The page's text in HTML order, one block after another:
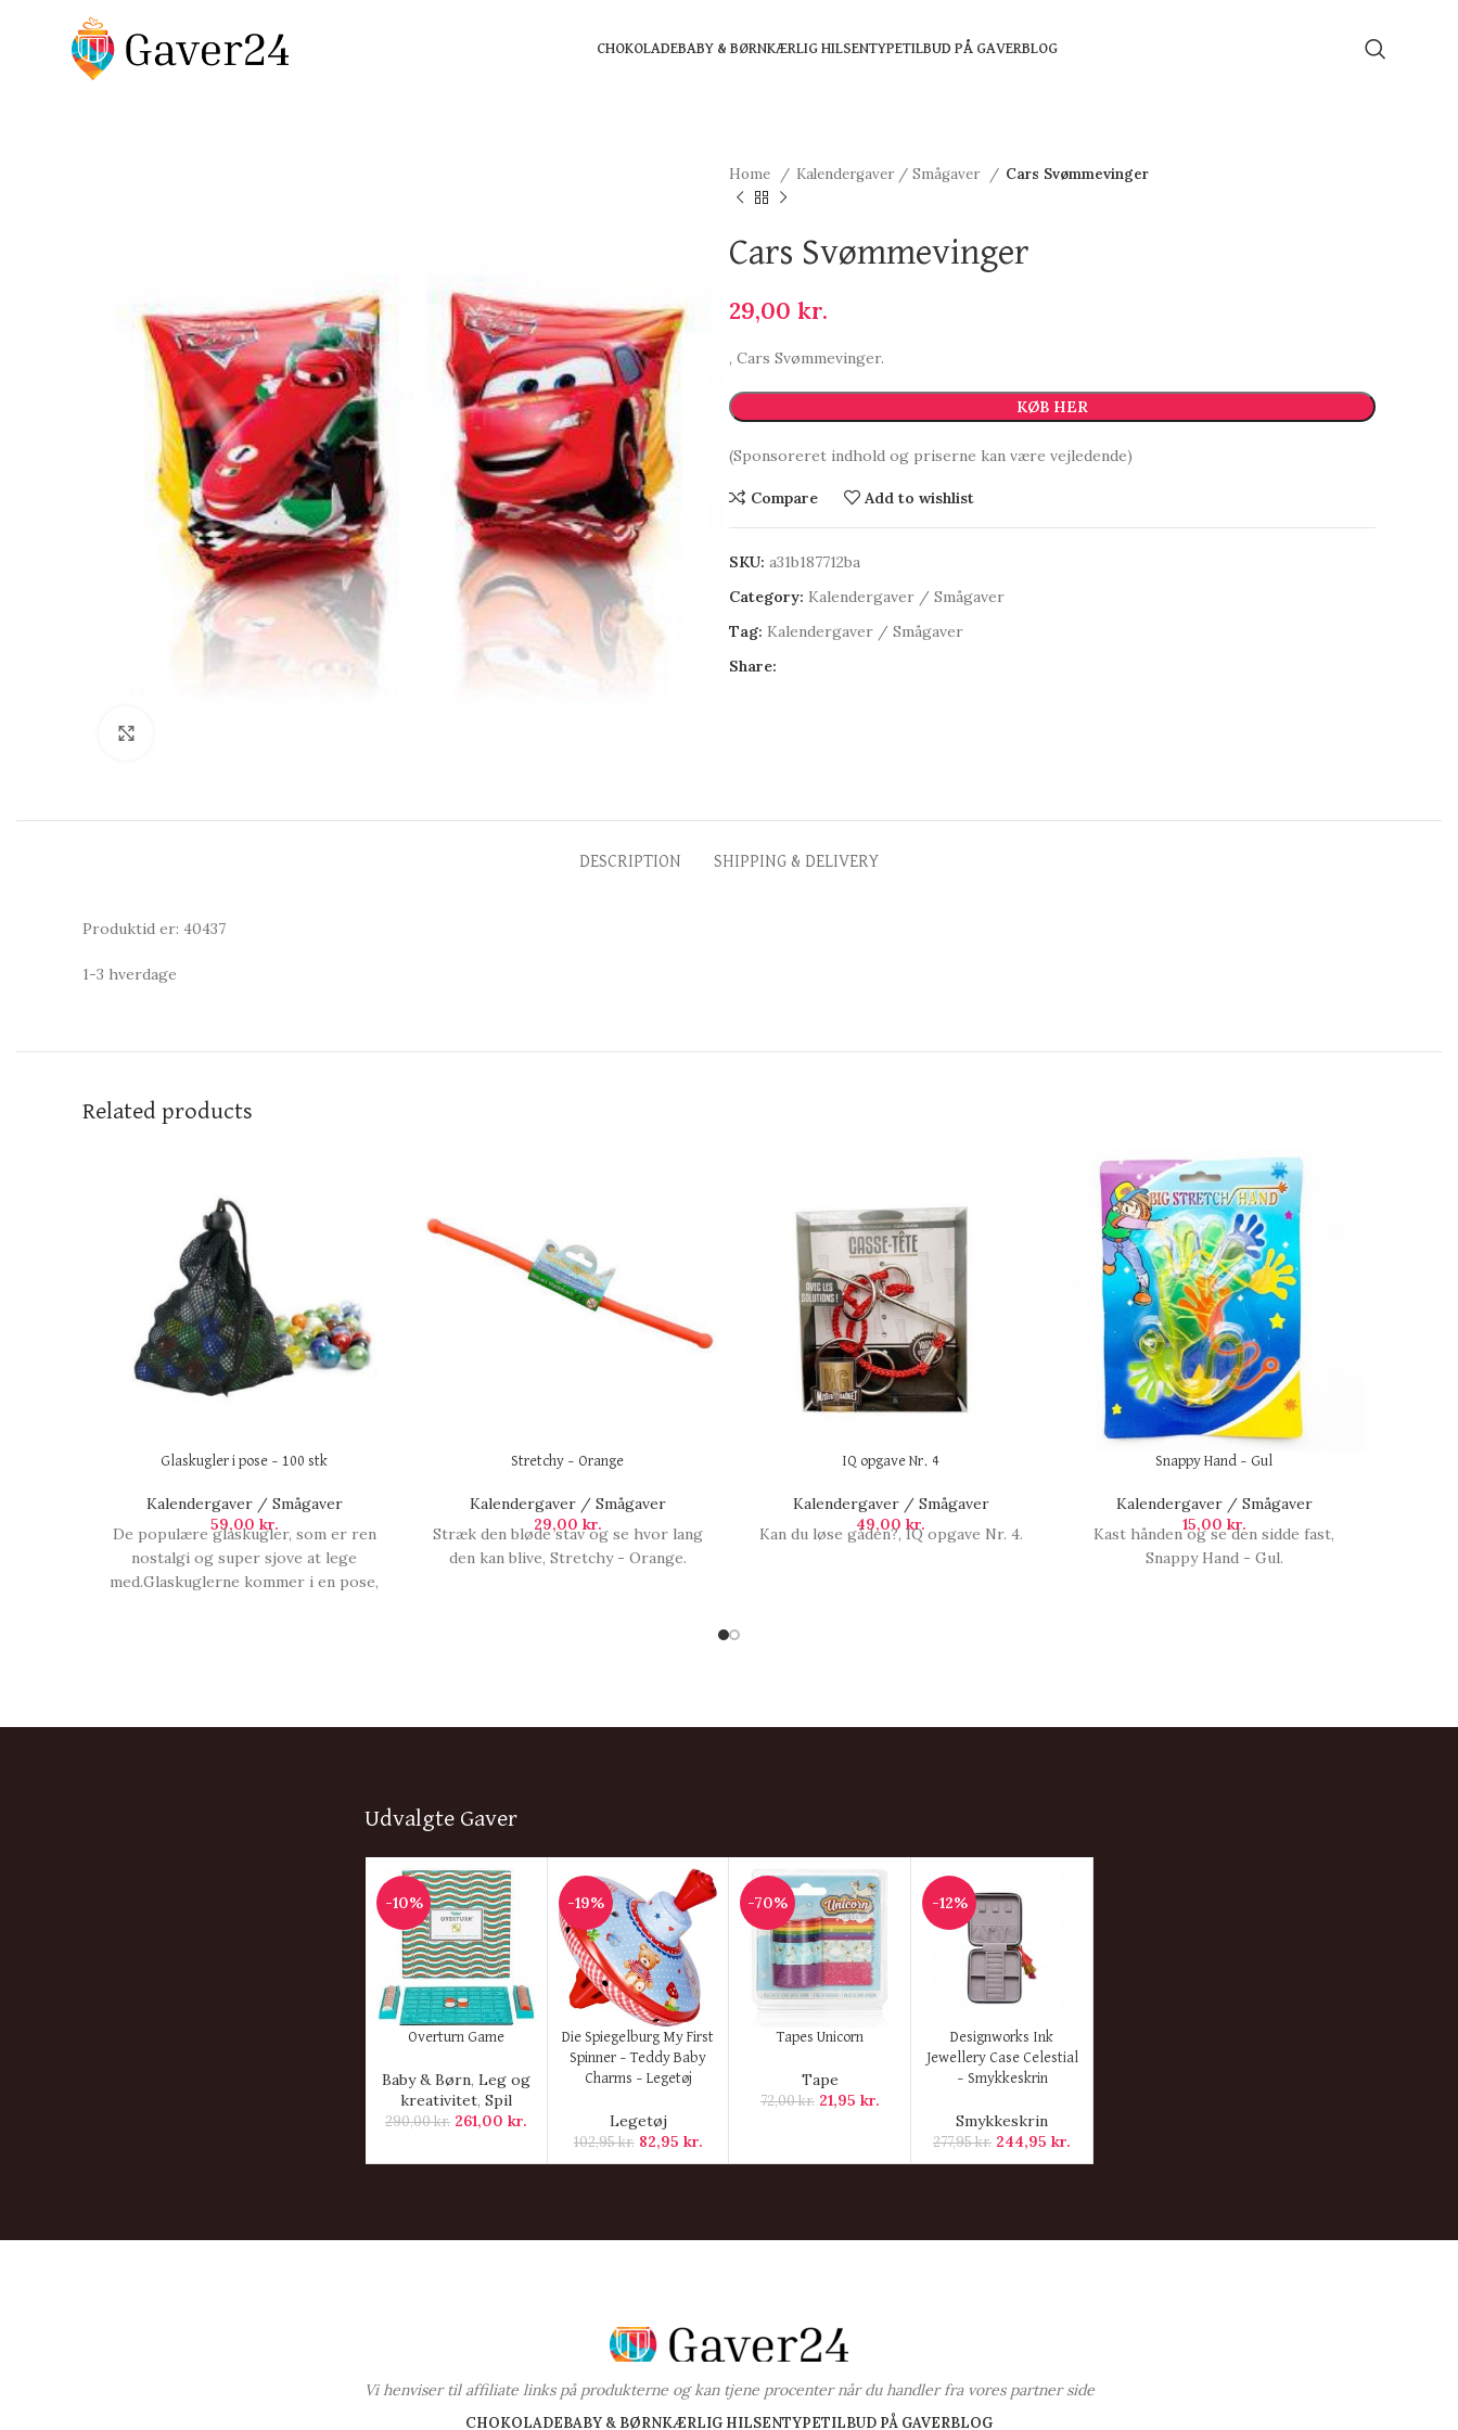
CHOKOLADEBABY & BØRNKÆRLIG HILSENTYPETILBUD PÅ GAVERBLOG
Home Kalendergaver / Smågaver Cars Svømmevinger
Cars Svømmevinger
29,00 kr.
, Cars Svømmevinger.
KØB HER
(Sponsoreret indhold og priserne kan være vejledende)
Compare Add to wishlist
SKU: a31b187712ba
Category: Kalendergaver / Smågaver
Tag: Kalendergaver / Smågaver
Share:
DESCRIPTION SHIPPING & DELIVERY
Produktid er: 40437
1-3 hverdage
Related products
Glaskugler i pose – 100 stk
Kalendergaver / Smågaver
59,00 kr.
De populære glaskugler, som er ren
nostalgi og super sjove at lege
med.Glaskuglerne kommer i en pose,
Stretchy – Orange
Kalendergaver / Smågaver
29,00 kr.
Stræk den bløde stav og se hvor lang
den kan blive, Stretchy - Orange.
IQ opgave Nr. 4
Kalendergaver / Smågaver
49,00 kr.
Kan du løse gåden?, IQ opgave Nr. 4.
Snappy Hand – Gul
Kalendergaver / Smågaver
15,00 kr.
Kast hånden og se den sidde fast,
Snappy Hand - Gul.
Udvalgte Gaver
-10%
KØB HER
Overturn Game
Baby & Børn, Leg og
kreativitet, Spil
290,00kr. 261,00 kr.
-19%
KØB HER
Die Spiegelburg My First
Spinner – Teddy Baby
Charms – Legetøj
Legetøj
102,95kr. 82,95 kr.
-70%
KØB HERTapes Unicorn
Tape
72,00kr. 21,95 kr.
-12%
KØB HER
Designworks Ink
Jewellery Case Celestial
– Smykkeskrin
Smykkeskrin
277,95kr. 244,95kr.
Vi henviser til affiliate links på produkterne og kan tjene procenter når du handler fra vores partner side
CHOKOLADEBABY & BØRNKÆRLIG HILSENTYPETILBUD PÅ GAVERBLOG